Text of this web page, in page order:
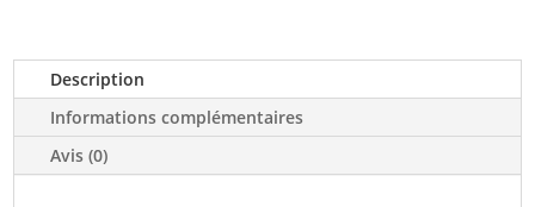
050-
032-
1601GGSBV06WSEAP4HAB
(5130398)
Description
Informations complémentaires
Avis (0)